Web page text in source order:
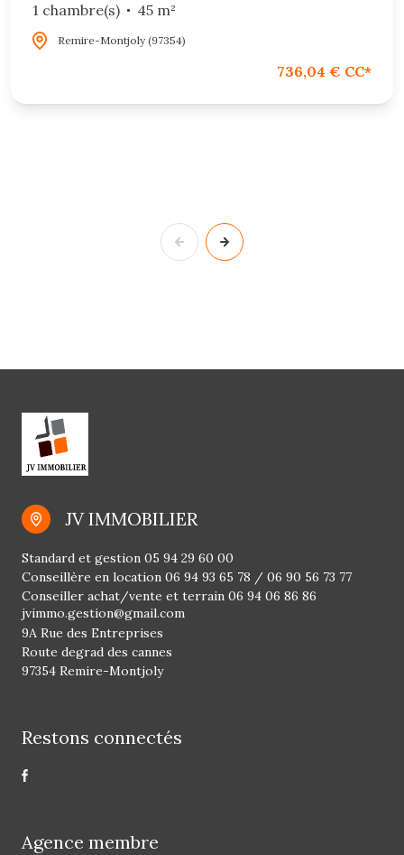
1 chambre(s)
45 m²
Remire-Montjoly (97354)
736,04 € CC*
JV IMMOBILIER
jvimmo.gestion@gmail.com
Standard et gestion 05 94 29 60 00
Conseillère en location 06 94 93 65 78 / 06 90 56 73 77
Conseiller achat/vente et terrain 06 94 06 86 86
9A Rue des Entreprises
Route degrad des cannes
97354 Remire-Montjoly
Restons connectés
Agence membre